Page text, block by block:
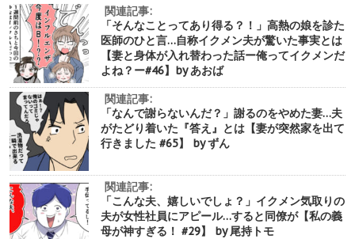
関連記事:
「そんなことってあり得る？！」高熱の娘を診た
医師のひと言…自称イクメン夫が驚いた事実とは
【妻と身体が入れ替わった話ー俺ってイクメンだ
よね？ー#46】by あおば
関連記事:
「なんで謝らないんだ？」謝るのをやめた妻…夫
がたどり着いた『答え』とは【妻が突然家を出て
行きました #65】 by ずん
関連記事:
「こんな夫、嬉しいでしょ？」イクメン気取りの
夫が女性社員にアピール…すると同僚が【私の義
母が神すぎる！ #29】 by 尾持トモ